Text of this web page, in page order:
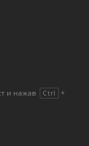
и нажав Ctrl +